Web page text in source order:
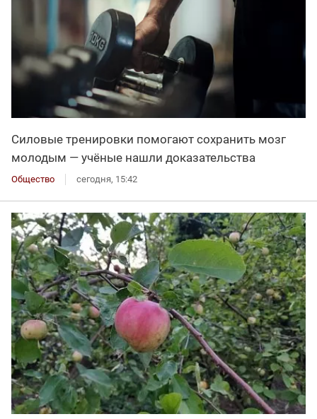
Силовые тренировки помогают сохранить мозг
молодым — учёные нашли доказательства
Общество сегодня, 15:42